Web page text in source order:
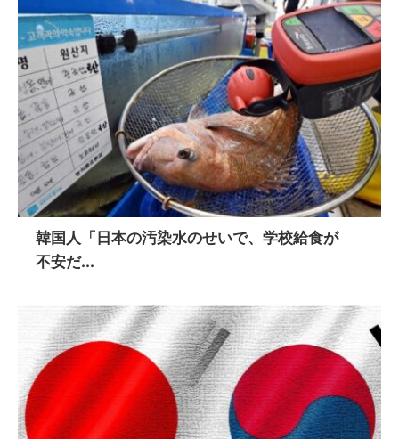
韓国人「日本の汚染水のせいで、学校給食が
不安だ...